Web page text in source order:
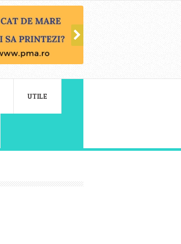
UTILE